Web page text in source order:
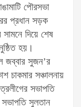
পৌরসভা
প্রধান সড়ক
দিয়ে শেষ
হয়।
জব্বার সুজন’র
চাকমার সঞ্চালনায়
সভাপতি
সুলতান